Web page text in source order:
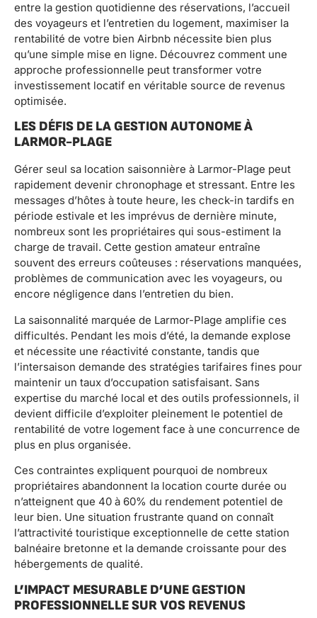
entre la gestion quotidienne des réservations, l’accueil
des voyageurs et l’entretien du logement, maximiser la
rentabilité de votre bien Airbnb nécessite bien plus
qu’une simple mise en ligne. Découvrez comment une
approche professionnelle peut transformer votre
investissement locatif en véritable source de revenus
optimisée.
LES DÉFIS DE LA GESTION AUTONOME À
LARMOR-PLAGE
Gérer seul sa location saisonnière à Larmor-Plage peut
rapidement devenir chronophage et stressant. Entre les
messages d’hôtes à toute heure, les check-in tardifs en
période estivale et les imprévus de dernière minute,
nombreux sont les propriétaires qui sous-estiment la
charge de travail. Cette gestion amateur entraîne
souvent des erreurs coûteuses : réservations manquées,
problèmes de communication avec les voyageurs, ou
encore négligence dans l’entretien du bien.
La saisonnalité marquée de Larmor-Plage amplifie ces
difficultés. Pendant les mois d’été, la demande explose
et nécessite une réactivité constante, tandis que
l’intersaison demande des stratégies tarifaires fines pour
maintenir un taux d’occupation satisfaisant. Sans
expertise du marché local et des outils professionnels, il
devient difficile d’exploiter pleinement le potentiel de
rentabilité de votre logement face à une concurrence de
plus en plus organisée.
Ces contraintes expliquent pourquoi de nombreux
propriétaires abandonnent la location courte durée ou
n’atteignent que 40 à 60% du rendement potentiel de
leur bien. Une situation frustrante quand on connaît
l’attractivité touristique exceptionnelle de cette station
balnéaire bretonne et la demande croissante pour des
hébergements de qualité.
L’IMPACT MESURABLE D’UNE GESTION
PROFESSIONNELLE SUR VOS REVENUS